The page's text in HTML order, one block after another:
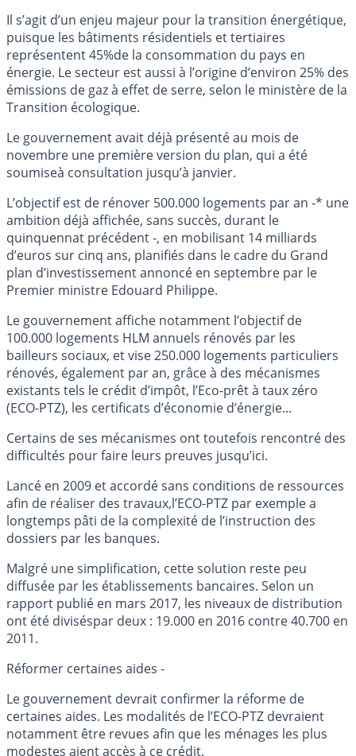
Il s’agit d’un enjeu majeur pour la transition énergétique,
puisque les bâtiments résidentiels et tertiaires
représentent 45%de la consommation du pays en
énergie. Le secteur est aussi à l’origine d’environ 25% des
émissions de gaz à effet de serre, selon le ministère de la
Transition écologique.
Le gouvernement avait déjà présenté au mois de
novembre une première version du plan, qui a été
soumiseà consultation jusqu’à janvier.
L’objectif est de rénover 500.000 logements par an -* une
ambition déjà affichée, sans succès, durant le
quinquennat précédent -, en mobilisant 14 milliards
d’euros sur cinq ans, planifiés dans le cadre du Grand
plan d’investissement annoncé en septembre par le
Premier ministre Edouard Philippe.
Le gouvernement affiche notamment l’objectif de
100.000 logements HLM annuels rénovés par les
bailleurs sociaux, et vise 250.000 logements particuliers
rénovés, également par an, grâce à des mécanismes
existants tels le crédit d’impôt, l’Eco-prêt à taux zéro
(ECO-PTZ), les certificats d’économie d’énergie...
Certains de ses mécanismes ont toutefois rencontré des
difficultés pour faire leurs preuves jusqu’ici.
Lancé en 2009 et accordé sans conditions de ressources
afin de réaliser des travaux,l’ECO-PTZ par exemple a
longtemps pâti de la complexité de l’instruction des
dossiers par les banques.
Malgré une simplification, cette solution reste peu
diffusée par les établissements bancaires. Selon un
rapport publié en mars 2017, les niveaux de distribution
ont été diviséspar deux : 19.000 en 2016 contre 40.700 en
2011.
Réformer certaines aides -
Le gouvernement devrait confirmer la réforme de
certaines aides. Les modalités de l’ECO-PTZ devraient
notamment être revues afin que les ménages les plus
modestes aient accès à ce crédit.